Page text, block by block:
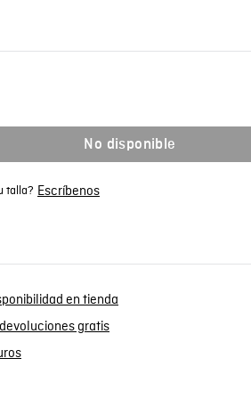
No disponible
talla? Escríbenos
en tienda
gratis